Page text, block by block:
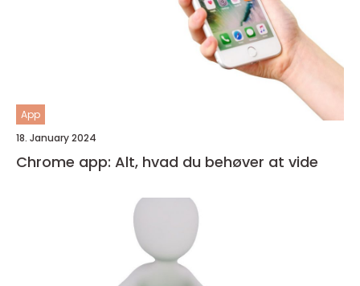
App
18. January 2024
Chrome app: Alt, hvad du behøver at vide